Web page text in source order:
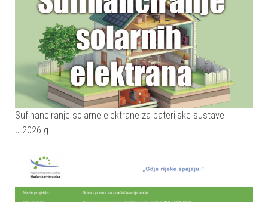
Sufinanciranje solarne elektrane za baterijske sustave
u 2026.g.